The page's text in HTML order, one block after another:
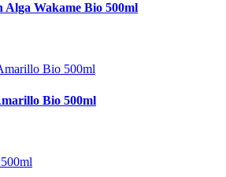
Alga Wakame Bio 500ml
Bio 500ml